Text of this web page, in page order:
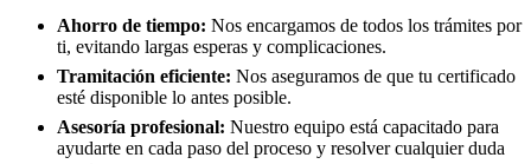
Ahorro de tiempo: Nos encargamos de todos los trámites por
ti, evitando largas esperas y complicaciones.
Tramitación eficiente: Nos aseguramos de que tu certificado
esté disponible lo antes posible.
Asesoría profesional: Nuestro equipo está capacitado para
ayudarte en cada paso del proceso y resolver cualquier duda